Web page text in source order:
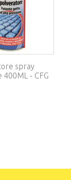
spray
400ML - CFG